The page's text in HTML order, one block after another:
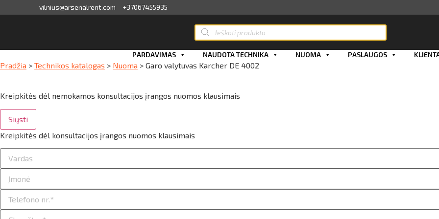
vilnius@arsenalrent.com +37067455935
Products
search
faktūros, važtaraščiai
atlikumi objektos
limito likutis
PARDAVIMAS NAUDOTA TECHNIKA NUOMA PASLAUGOS
Pradžia > Technikos katalogas > Nuoma > Garo valytuvas Karcher DE 4002
Kreipkitės dėl nemokamos konsultacijos įrangos nuomos klausimais
Siųsti
Kreipkitės dėl konsultacijos įrangos nuomos klausimais